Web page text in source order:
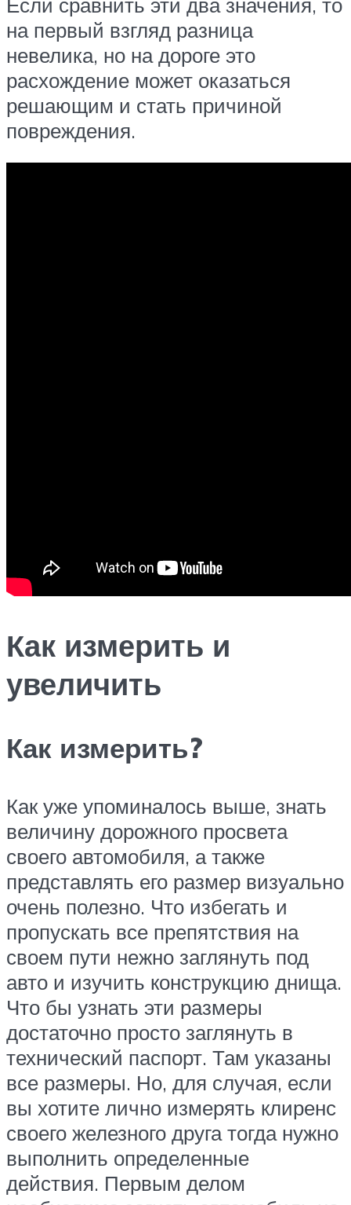
на первый взгляд разница
невелика, но на дороге это
расхождение может оказаться
решающим и стать причиной
повреждения.
Как измерить и
увеличить
Как измерить?
Как уже упоминалось выше, знать
величину дорожного просвета
своего автомобиля, а также
представлять его размер визуально
очень полезно. Что избегать и
пропускать все препятствия на
своем пути нежно заглянуть под
авто и изучить конструкцию днища.
Что бы узнать эти размеры
достаточно просто заглянуть в
технический паспорт. Там указаны
все размеры. Но, для случая, если
вы хотите лично измерять клиренс
своего железного друга тогда нужно
выполнить определенные
действия. Первым делом